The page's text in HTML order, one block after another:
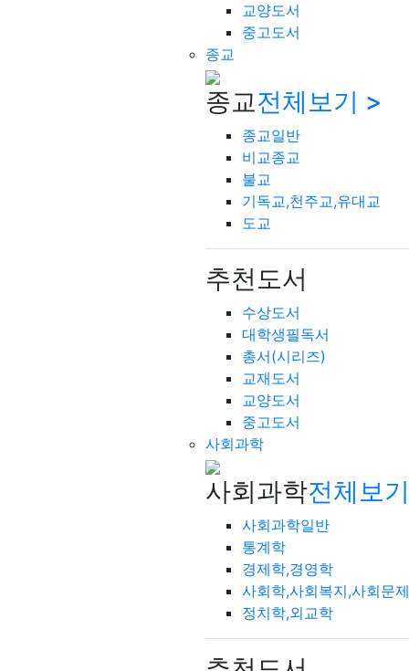
교양도서
중고도서
종교
종교전체보기 >
종교일반
비교종교
불교
기독교,천주교,유대교
도교
추천도서
수상도서
대학생필독서
총서(시리즈)
교재도서
교양도서
중고도서
사회과학
사회과학전체보
사회과학일반
통계학
경제학,경영학
사회학,사회복지,사회문제
정치학,외교학